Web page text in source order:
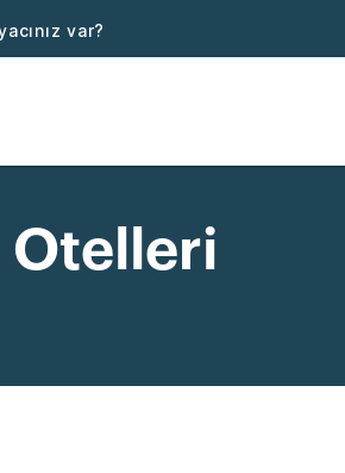
var?
Otelleri